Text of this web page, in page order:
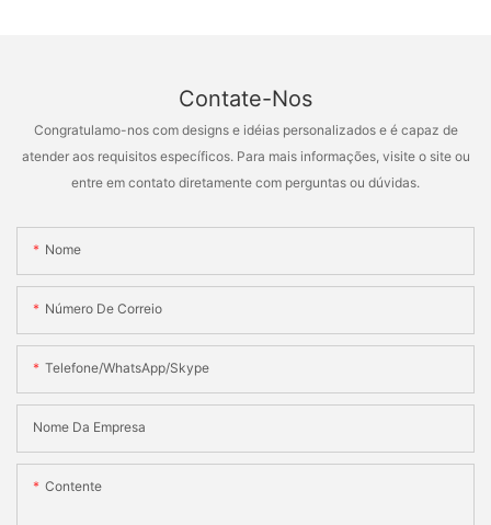
Contate-Nos
Congratulamo-nos com designs e idéias personalizados e é capaz de
atender aos requisitos específicos. Para mais informações, visite o site ou
entre em contato diretamente com perguntas ou dúvidas.
Nome
Número De Correio
Telefone/WhatsApp/Skype
Nome Da Empresa
Contente